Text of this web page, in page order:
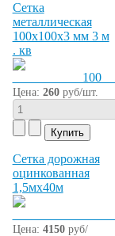
Сетка
металлическая
100х100х3 мм 3 м
. кв
Цена: 260руб/шт.
Сетка дорожная
оцинкованная
1,5мх40м
Цена: 4150руб/